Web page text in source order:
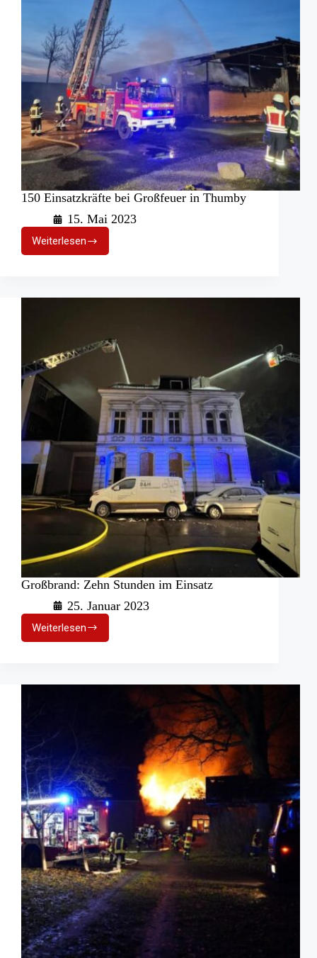
150 Einsatzkräfte bei Großfeuer in Thumby
15. Mai 2023
Weiterlesen
150
Einsatzkräfte
in
Großbrand: Zehn Stunden im Einsatz
25. Januar 2023
WeiterlesenGroßbrand:
Zehn
Einsatz